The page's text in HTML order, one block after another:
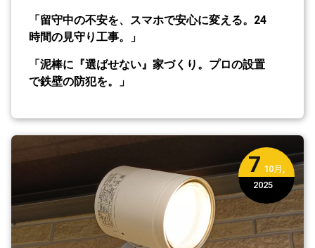
「留守中の不安を、スマホで安心に変える。24
時間の見守り工事。」
「泥棒に『選ばせない』家づくり。プロの設置
で鉄壁の防犯を。」
7 10月,
2025